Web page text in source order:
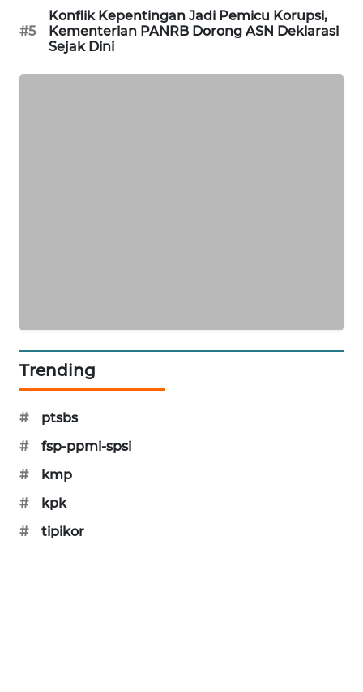
#5
Konflik Kepentingan Jadi Pemicu Korupsi,
Kementerian PANRB Dorong ASN Deklarasi
Sejak Dini
Trending
#
ptsbs
#
fsp-ppmi-spsi
#
kmp
#
kpk
#
tipikor
ID
MARTABAT
KONSUMEN
ALPERKLINAS
TAMBANG